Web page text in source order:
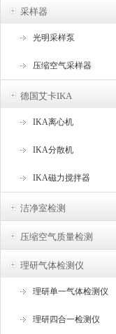
采样器
光明采样泵
压缩空气采样器
德国艾卡IKA
IKA离心机
IKA分散机
IKA磁力搅拌器
洁净室检测
压缩空气质量检测
理研气体检测仪
理研单一气体检测仪
理研四合一检测仪